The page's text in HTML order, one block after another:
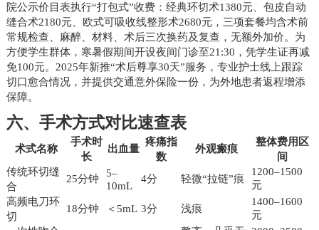
院公示价目表执行“打包式”收费：经典环切术1380元、包皮自动
缝合术2180元、欧式可吸收线整形术2680元，三项套餐均含术前
常规检查、麻醉、材料、术后三次换药及复查，无额外加价。为
方便学生群体，寒暑假期间开设夜间门诊至21:30，凭学生证再减
免100元。2025年新推“术后尊享30天”服务，专业护士线上跟踪
切口愈合情况，并提供交通意外保险一份，为外地患者返程增添
保障。
六、手术方式对比速查表
术式名称
手术时
长
出血量
疼痛指
数
外观瘢痕
整体费用区
间
传统环切缝
合
25分钟
5–
10mL
4分 轻微“拉链”痕
1200–1500
元
高频电刀环
切
18分钟 ＜5mL 3分 浅痕
1400–1600
元